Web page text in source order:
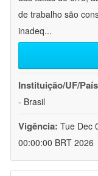
de trabalho são
inadeq...
Instituição/UF/
- Brasil
Vigência: Tue Dec
00:00:00 BRT 2026